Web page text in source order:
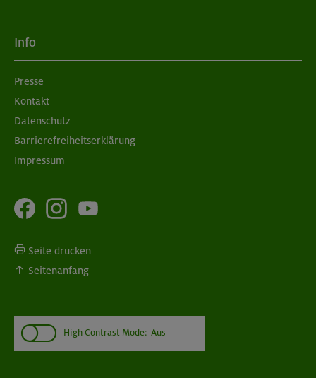
Info
Presse
Kontakt
Datenschutz
Barrierefreiheitserklärung
Impressum
Seite drucken
Seitenanfang
High Contrast Mode: Aus